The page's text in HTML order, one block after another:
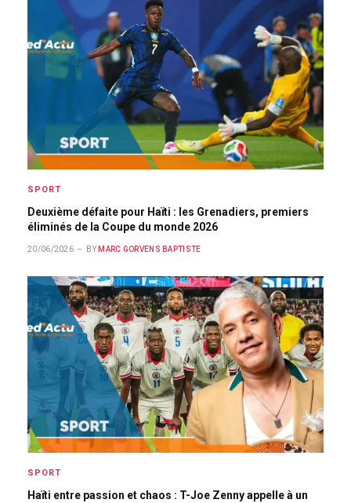
SPORT
Deuxième défaite pour Haïti : les Grenadiers, premiers
éliminés de la Coupe du monde 2026
20/06/2026 BY MARC GORVENS BAPTISTE
SPORT
Haïti entre passion et chaos : T-Joe Zenny appelle à un